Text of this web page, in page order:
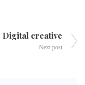
Digital creative
Next post